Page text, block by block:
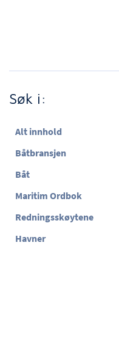
Søk i:
Alt innhold
Båtbransjen
Båt
Maritim Ordbok
Redningsskøytene
Havner